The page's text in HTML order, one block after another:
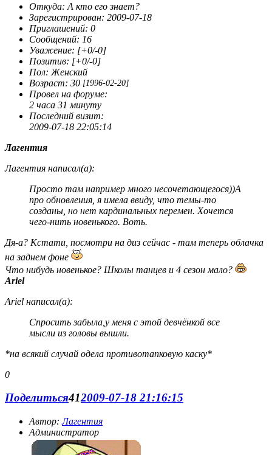
Откуда: А кто его знает?
Зарегистрирован: 2009-07-18
Приглашений: 0
Сообщений: 16
Уважение: [+0/-0]
Позитив: [+0/-0]
Пол: Женский
Возраст: 30 [1996-02-20]
Провел на форуме:
2 часа 31 минуту
Последний визит:
2009-07-18 22:05:14
Лагентия
Лагентия написал(а):
Просто там например много несочетающегося))А
про обновления, я имела ввиду, что темы-то
созданы, но нет кардинальных перемен. Хочется
чего-нить новенького. Воть.
Дя-а? Кстати, посмотри на диз сейчас - там теперь облачка
на заднем фоне
Что нибудь новенькое? Школы танцев и 4 сезон мало?
Ariel
Ariel написал(а):
Спросить забыла,у меня с этой девчёнкой все
мысли из головы вышли.
*на всякий случай одела противотапковую каску*
0
Поделиться412009-07-18 21:16:15
Автор:Лагентия
Администратор